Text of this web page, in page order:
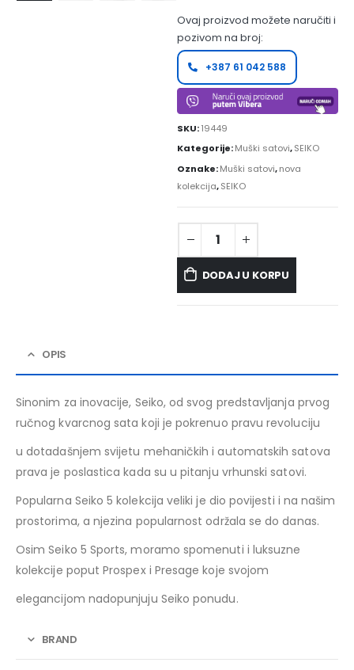
Ovaj proizvod možete naručiti i
pozivom na broj:
+387 61 042 588
SKU:19449
Kategorije:Muški satovi,SEIKO
Oznake:Muški satovi,nova
kolekcija,SEIKO
DODAJ U KORPU
OPIS
Sinonim za inovacije, Seiko, od svog predstavljanja prvog
ručnog kvarcnog sata koji je pokrenuo pravu revoluciju
u dotadašnjem svijetu mehaničkih i automatskih satova
prava je poslastica kada su u pitanju vrhunski satovi.
Popularna Seiko 5 kolekcija veliki je dio povijesti i na našim
prostorima, a njezina popularnost održala se do danas.
Osim Seiko 5 Sports, moramo spomenuti i luksuzne
kolekcije poput Prospex i Presage koje svojom
elegancijom nadopunjuju Seiko ponudu.
BRAND